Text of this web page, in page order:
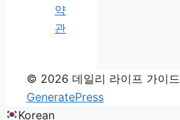
약
관
© 2026 데일리 라이프 가이드
GeneratePress
Korean